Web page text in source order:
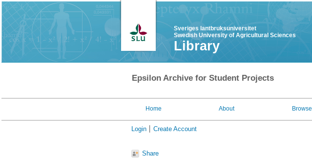
Sveriges lantbruksuniversitet
Swedish University of Agricultural Sciences
Library
Epsilon Archive for Student Projects
Home About Browse
Login Create Account
Share